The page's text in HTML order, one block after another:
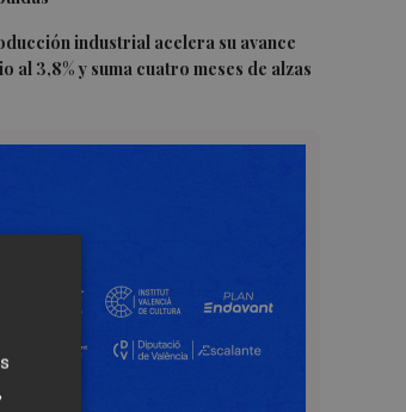
industrial acelera su avance
al 3,8% y suma cuatro meses de alzas